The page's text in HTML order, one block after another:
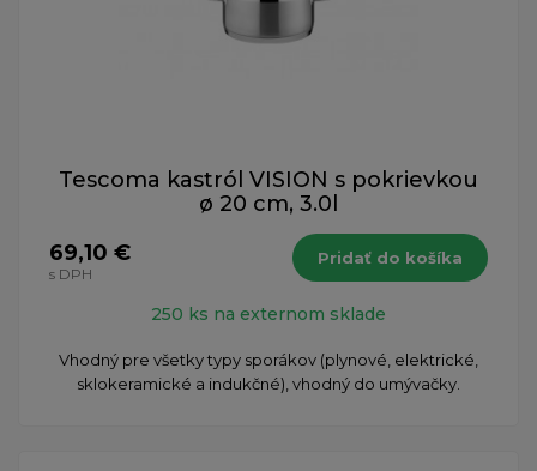
Tescoma kastról VISION s pokrievkou
ø 20 cm, 3.0l
69,10 €
s DPH
Pridať do košíka
250 ks na externom sklade
Vhodný pre všetky typy sporákov (plynové, elektrické,
sklokeramické a indukčné), vhodný do umývačky.